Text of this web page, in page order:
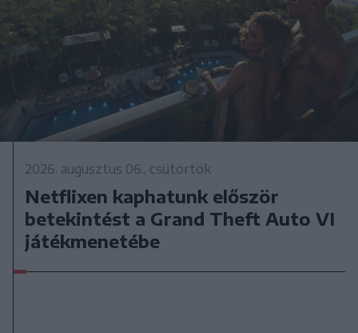
2026. augusztus 06., csütörtök
Netflixen kaphatunk először
betekintést a Grand Theft Auto VI
játékmenetébe